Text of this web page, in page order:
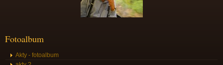
Fotoalbum
Akty - fotoalbum